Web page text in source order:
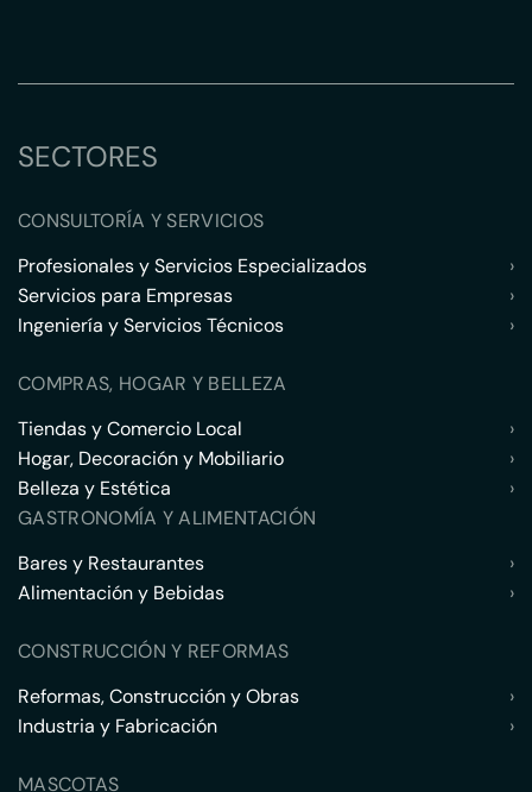
SECTORES
CONSULTORÍA Y SERVICIOS
Profesionales y Servicios Especializados
›
Servicios para Empresas
›
Ingeniería y Servicios Técnicos
›
COMPRAS, HOGAR Y BELLEZA
Tiendas y Comercio Local
›
Hogar, Decoración y Mobiliario
›
Belleza y Estética
›
GASTRONOMÍA Y ALIMENTACIÓN
Bares y Restaurantes
›
Alimentación y Bebidas
›
CONSTRUCCIÓN Y REFORMAS
Reformas, Construcción y Obras
›
Industria y Fabricación
›
MASCOTAS